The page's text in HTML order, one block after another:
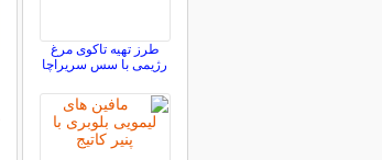
طرز تهیه تاکوی مرغ
رژیمی با سس سریراچا